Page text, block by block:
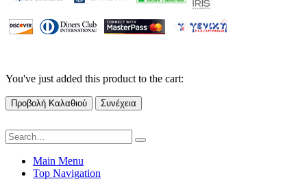
You've just added this product to the cart:
Προβολή Καλαθιού Συνέχεια
Main Menu
Top Navigation